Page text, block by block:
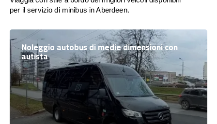
per il servizio di minibus in Aberdeen.
Noleggio autobus di medie dimensioni con
autista